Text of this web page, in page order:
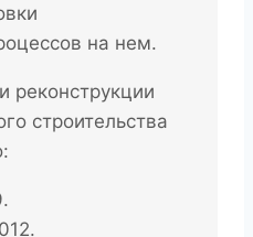
на нем.
реконструкции
строительства